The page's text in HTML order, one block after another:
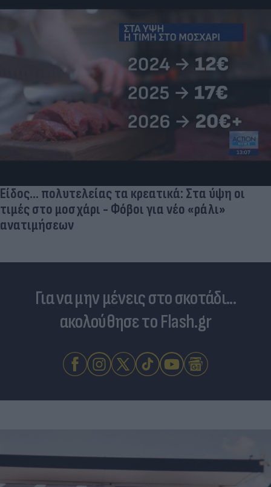
Είδος... πολυτελείας τα κρεατικά: Στα ύψη οι
τιμές στο μοσχάρι - Φόβοι για νέο «ράλι»
ανατιμήσεων
Για να μην μένεις στο σκοτάδι...
ακολούθησε το Flash.gr